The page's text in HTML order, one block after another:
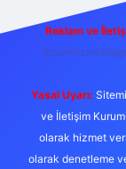
Reklam ve
Yasal Uyarı:
ve İletişim
olarak hizmet
olarak denetleme